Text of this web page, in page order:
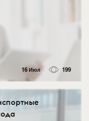
16 Июл 199